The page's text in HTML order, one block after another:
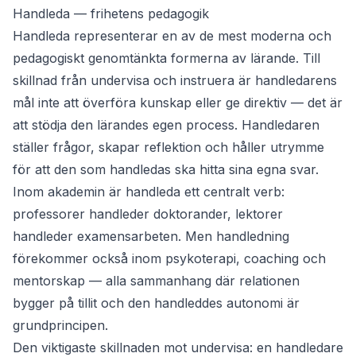
Handleda — frihetens pedagogik
Handleda representerar en av de mest moderna och
pedagogiskt genomtänkta formerna av lärande. Till
skillnad från undervisa och instruera är handledarens
mål inte att överföra kunskap eller ge direktiv — det är
att stödja den lärandes egen process. Handledaren
ställer frågor, skapar reflektion och håller utrymme
för att den som handledas ska hitta sina egna svar.
Inom akademin är handleda ett centralt verb:
professorer handleder doktorander, lektorer
handleder examensarbeten. Men handledning
förekommer också inom psykoterapi, coaching och
mentorskap — alla sammanhang där relationen
bygger på tillit och den handleddes autonomi är
grundprincipen.
Den viktigaste skillnaden mot undervisa: en handledare